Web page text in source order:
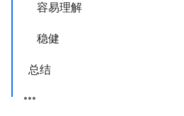
容易理解
稳健
总结